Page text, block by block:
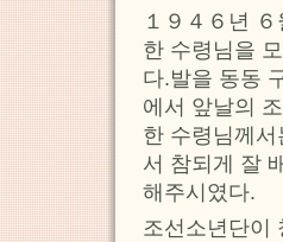
１９４６년
한 수령님을
다.발을 동동
에서 앞날의
한 수령님께
서 참되게 잘
해주시였다.
조선소년단이